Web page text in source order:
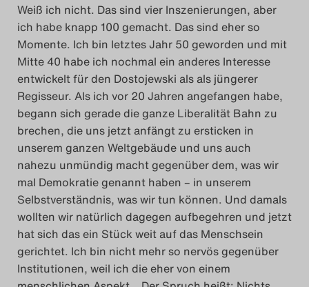
Weiß ich nicht. Das sind vier Inszenierungen, aber
ich habe knapp 100 gemacht. Das sind eher so
Momente. Ich bin letztes Jahr 50 geworden und mit
Mitte 40 habe ich nochmal ein anderes Interesse
entwickelt für den Dostojewski als als jüngerer
Regisseur. Als ich vor 20 Jahren angefangen habe,
begann sich gerade die ganze Liberalität Bahn zu
brechen, die uns jetzt anfängt zu ersticken in
unserem ganzen Weltgebäude und uns auch
nahezu unmündig macht gegenüber dem, was wir
mal Demokratie genannt haben – in unserem
Selbstverständnis, was wir tun können. Und damals
wollten wir natürlich dagegen aufbegehren und jetzt
hat sich das ein Stück weit auf das Menschsein
gerichtet. Ich bin nicht mehr so nervös gegenüber
Institutionen, weil ich die eher von einem